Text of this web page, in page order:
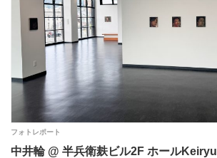
フォトレポート
中井輪 @ 半兵衛麸ビル2F ホールKeiryu